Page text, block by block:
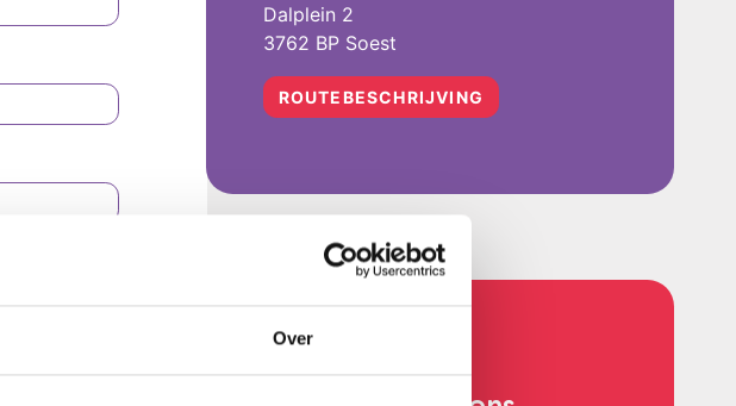
Over
Dalplein 2
3762 BP Soest
ROUTEBESCHRIJVING